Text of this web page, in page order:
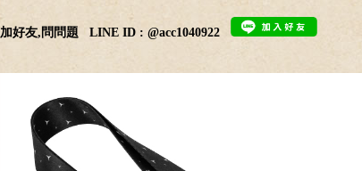
加好友,問問題 LINE ID : @acc1040922